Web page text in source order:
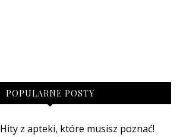
POPULARNE POSTY
Hity z apteki, które musisz poznać!